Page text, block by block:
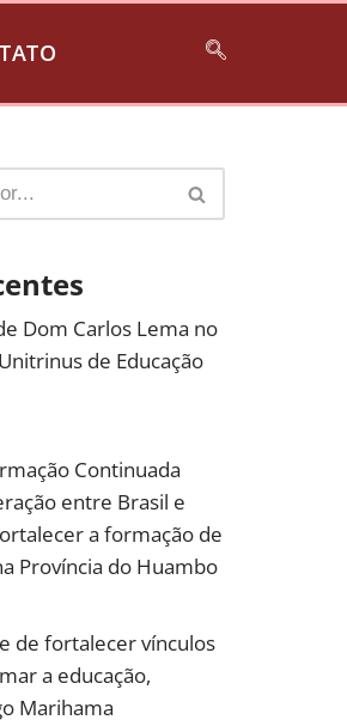
Dom Carlos Lema no
de Educação
Continuada
entre Brasil e
a formação de
Província do Huambo
de fortalecer vínculos
a educação,
Marihama